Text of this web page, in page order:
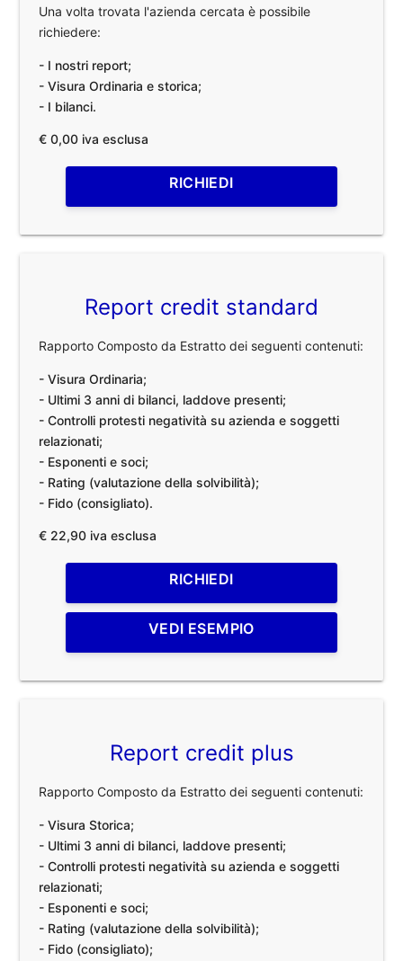
Una volta trovata l'azienda cercata è possibile
richiedere:
- I nostri report;
- Visura Ordinaria e storica;
- I bilanci.
€ 0,00 iva esclusa
RICHIEDI
Report credit standard
Rapporto Composto da Estratto dei seguenti contenuti:
- Visura Ordinaria;
- Ultimi 3 anni di bilanci, laddove presenti;
- Controlli protesti negatività su azienda e soggetti
relazionati;
- Esponenti e soci;
- Rating (valutazione della solvibilità);
- Fido (consigliato).
€ 22,90 iva esclusa
RICHIEDI
VEDI ESEMPIO
Report credit plus
Rapporto Composto da Estratto dei seguenti contenuti:
- Visura Storica;
- Ultimi 3 anni di bilanci, laddove presenti;
- Controlli protesti negatività su azienda e soggetti
relazionati;
- Esponenti e soci;
- Rating (valutazione della solvibilità);
- Fido (consigliato);